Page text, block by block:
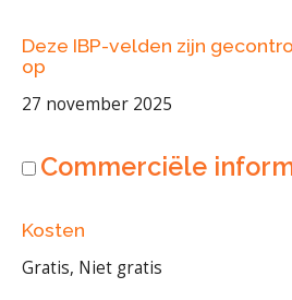
Deze IBP-velden zijn
op
27 november 2025
Commerciële
Kosten
Gratis, Niet gratis